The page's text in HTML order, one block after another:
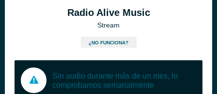
Radio Alive Music
Stream
¿NO FUNCIONA?
Sin audio durante más de un mes, lo
comprobamos semanalmente